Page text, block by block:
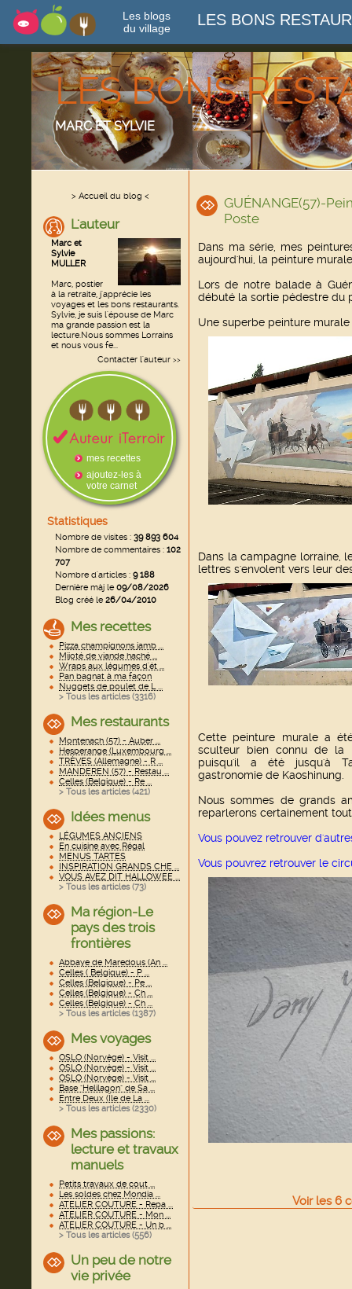
Les blogs
du village
LES BONS
LES BONS
MARC ET SYLVIE
> Accueil du blog <
L'auteur
Marc et
Sylvie
MULLER
Marc, postier
à la retraite, j'apprécie les
voyages et les bons restaurants.
Sylvie, je suis l'épouse de Marc
ma grande passion est la
lecture.Nous sommes Lorrains
et nous vous fe...
Contacter l'auteur >>
mes recettes
ajoutez-les à
votre carnet
Statistiques
Nombre de visites : 39 893 604
Nombre de commentaires : 102
707
Nombre d'articles : 9 188
Dernière màj le09/08/2026
Blog créé le26/04/2010
Mes recettes
Pizza champignons jamb ...
Mijoté de viande haché ...
Wraps aux légumes d'ét ...
Pan bagnat à ma façon
Nuggets de poulet de L ...
> Tous les articles (3316)
Mes restaurants
Montenach (57) - Auber ...
Hesperange (Luxembourg ...
TRÈVES (Allemagne) - R ...
MANDEREN (57) - Restau ...
Celles (Belgique) - Re ...
> Tous les articles (421)
Idées menus
LÉGUMES ANCIENS
En cuisine avec Régal
MENUS TARTES
INSPIRATION GRANDS CHE ...
VOUS AVEZ DIT HALLOWEE ...
> Tous les articles (73)
Ma région-Le
pays des trois
frontières
Abbaye de Maredous (An ...
Celles ( Belgique) - P ...
Celles (Belgique) - Pe ...
Celles (Belgique) - Ch ...
Celles (Belgique) - Ch ...
> Tous les articles (1387)
Mes voyages
OSLO (Norvège) - Visit ...
OSLO (Norvège) - Visit ...
OSLO (Norvège) - Visit ...
Base "Helilagon" de Sa ...
Entre Deux (Île de La ...
> Tous les articles (2330)
Mes passions:
lecture et travaux
manuels
Petits travaux de cout ...
Les soldes chez Mondia ...
ATELIER COUTURE - Repa ...
ATELIER COUTURE - Mon ...
ATELIER COUTURE - Un b ...
> Tous les articles (556)
Un peu de notre
vie privée
GUÉNANGE(57)-
Poste
Dans ma série, mes
aujourd'hui, la peinture
Lors de notre balade à
débuté la sortie pédestre du
Une superbe peinture
Dans la campagne lorraine,
lettres s'envolent vers leur
Cette peinture murale a
sculteur bien connu de la
puisqu'il a été jusqu'à
gastronomie de Kaoshinung.
Nous sommes de grands
reparlerons certainement
Vous pouvez retrouver
Vous pouvrez retrouver le
Voir les6